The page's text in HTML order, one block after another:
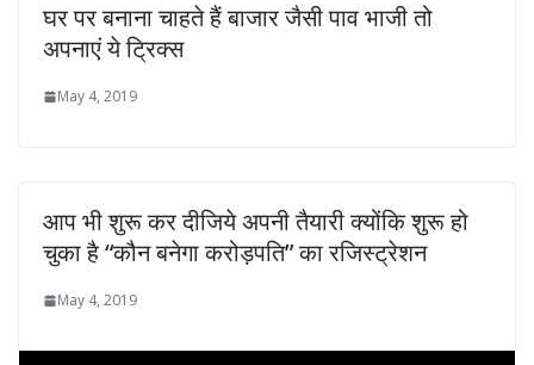
घर पर बनाना चाहते हैं बाजार जैसी पाव भाजी तो
अपनाएं ये ट्रिक्स
May 4, 2019
आप भी शुरू कर दीजिये अपनी तैयारी क्योंकि शुरू हो
चुका है “कौन बनेगा करोड़पति” का रजिस्ट्रेशन
May 4, 2019